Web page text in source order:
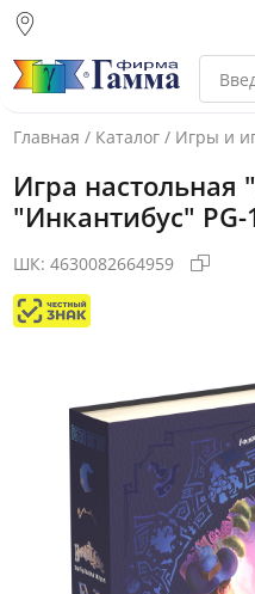
склад)
Санкт-Петербург
Екатеринбург
Главная / Каталог / Игры и
Игра настольная
"Инкантибус" PG-
ШК: 4630082664959